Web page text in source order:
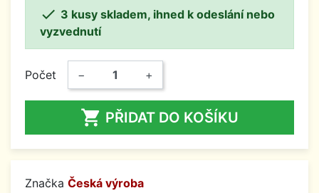
 3 kusy skladem, ihned k odeslání nebo
vyzvednutí
Počet − +
 PŘIDAT DO KOŠÍKU
Značka Česká výroba